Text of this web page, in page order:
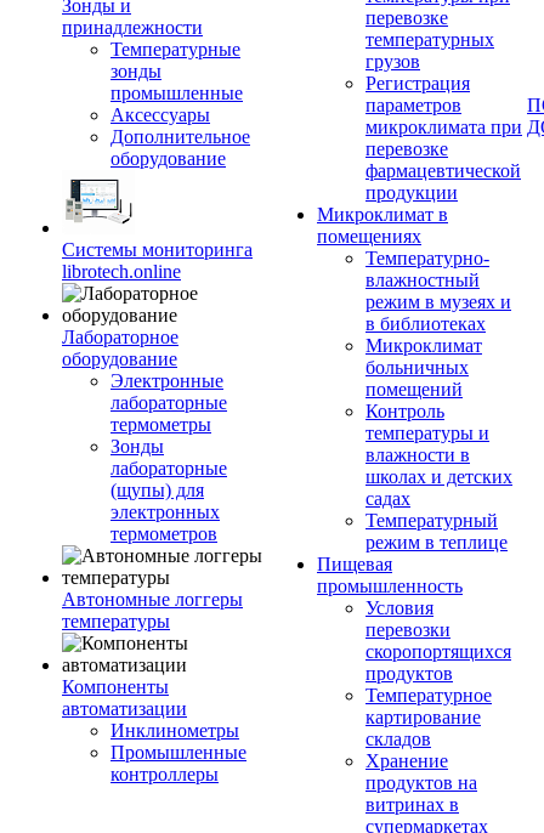
Зонды и
принадлежности
Температурные
зонды
промышленные
Аксессуары
Дополнительное
оборудование
Системы мониторинга
librotech.online
Лабораторное
оборудование
Электронные
лабораторные
термометры
Зонды
лабораторные
(щупы) для
электронных
термометров
Автономные логгеры
температуры
Компоненты
автоматизации
Инклинометры
Промышленные
контроллеры
перевозке
температурных
грузов
Регистрация
параметров
микроклимата при
перевозке
фармацевтической
продукции
Микроклимат в
помещениях
Температурно-
влажностный
режим в музеях и
в библиотеках
Микроклимат
больничных
помещений
Контроль
температуры и
влажности в
школах и детских
садах
Температурный
режим в теплице
Пищевая
промышленность
Условия
перевозки
скоропортящихся
продуктов
Температурное
картирование
складов
Хранение
продуктов на
витринах в
супермаркетах